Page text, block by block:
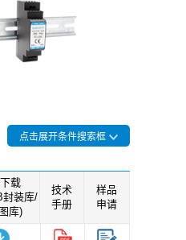
点击展开条件搜索框
载
封装库/
库)
技术
手册
样品
申请